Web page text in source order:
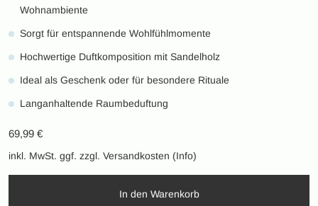
Wohnambiente
Sorgt für entspannende Wohlfühlmomente
Hochwertige Duftkomposition mit Sandelholz
Ideal als Geschenk oder für besondere Rituale
Langanhaltende Raumbeduftung
69,99 €
inkl. MwSt. ggf. zzgl. Versandkosten (Info)
In den Warenkorb